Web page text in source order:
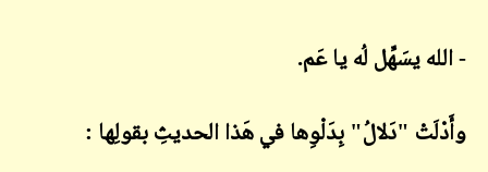
- الله يسَهِّل لُه يا عَم.
وأَدْلَتْ "دَلالُ" بِدَلْوِها في هَذا الحديثِ بقولِها :